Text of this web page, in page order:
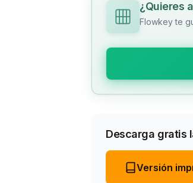
¿Quieres
Flowkey te
Descarga gratis
Versión